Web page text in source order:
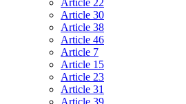
Article 22
Article 30
Article 38
Article 46
Article 7
Article 15
Article 23
Article 31
Article 39